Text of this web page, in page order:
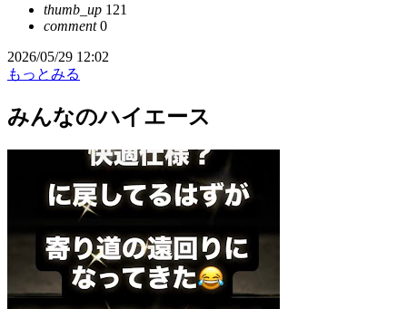
thumb_up 121
comment0
2026/05/29 12:02
もっとみる
みんなのハイエース